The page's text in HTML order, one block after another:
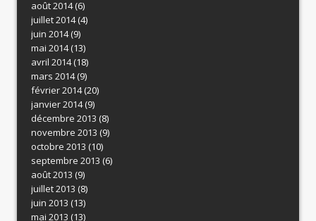
août 2014(6)
juillet 2014(4)
juin 2014(9)
mai 2014(13)
avril 2014(18)
mars 2014(9)
février 2014(20)
janvier 2014(9)
décembre 2013 (8)
novembre 2013 (9)
octobre 2013 (10)
septembre 2013 (6)
août 2013 (9)
juillet 2013 (8)
juin 2013 (13)
mai 2013 (13)